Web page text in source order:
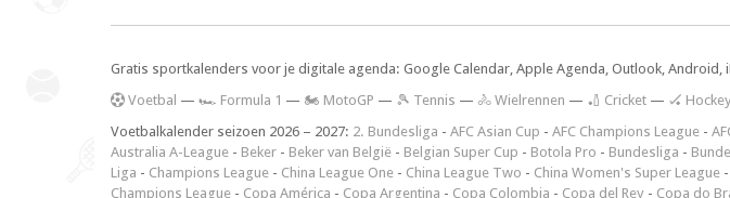
Gratis sportkalenders voor je digitale agenda: Google Calendar, Apple Agenda, Outlook,
Voetbal — 🏎️ Formula 1 — 🏍 MotoGP — 🎾 Tennis — 🚴 Wielrennen — 🏏 Cricket — 🏑
Voetbalkalender seizoen 2026 – 2027: 2. Bundesliga - AFC Asian Cup - AFC Champions League -
Australia A-League - Beker - Beker van België - Belgian Super Cup - Botola Pro - Bundesliga -
Liga - Champions League - China League One - China League Two - China Women's Super League -
Champions League - Copa América - Copa Argentina - Copa Colombia - Copa del Rey - Copa do